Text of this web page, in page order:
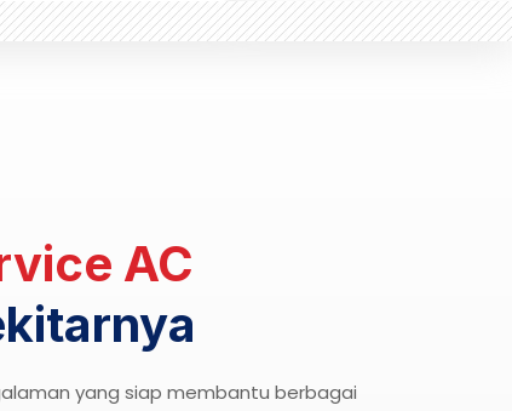
AC
yang siap membantu berbagai